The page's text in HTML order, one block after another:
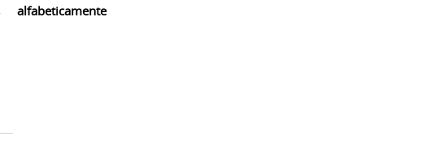
alfabeticamente